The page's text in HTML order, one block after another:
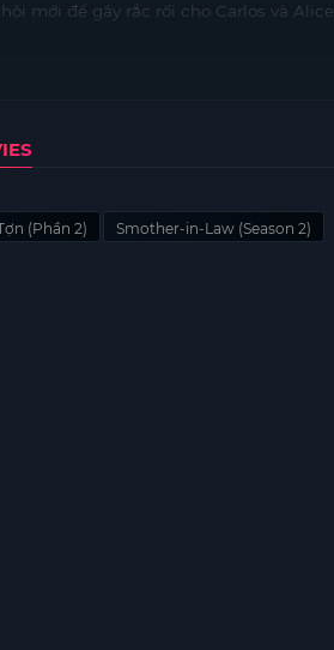
mới để gây rắc rối cho Carlos và Alice.
(Phần 2) Smother-in-Law (Season 2)